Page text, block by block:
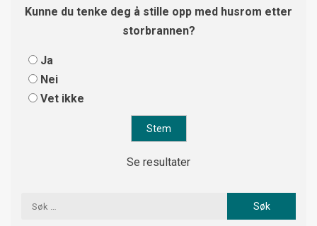
Kunne du tenke deg å stille opp med husrom etter
storbrannen?
Ja
Nei
Vet ikke
Se resultater